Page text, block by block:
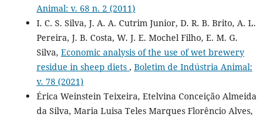
Animal: v. 68 n. 2 (2011)
I. C. S. Silva, J. A. A. Cutrim Junior, D. R. B. Brito, A. L.
Pereira, J. B. Costa, W. J. E. Mochel Filho, E. M. G.
Silva, Economic analysis of the use of wet brewery
residue in sheep diets , Boletim de Indústria Animal:
v. 78 (2021)
Érica Weinstein Teixeira, Etelvina Conceição Almeida
da Silva, Maria Luisa Teles Marques Florêncio Alves,